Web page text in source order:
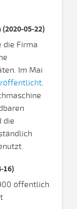
05-22)
die Firma
Im Mai
.
die
16)
öffentlich